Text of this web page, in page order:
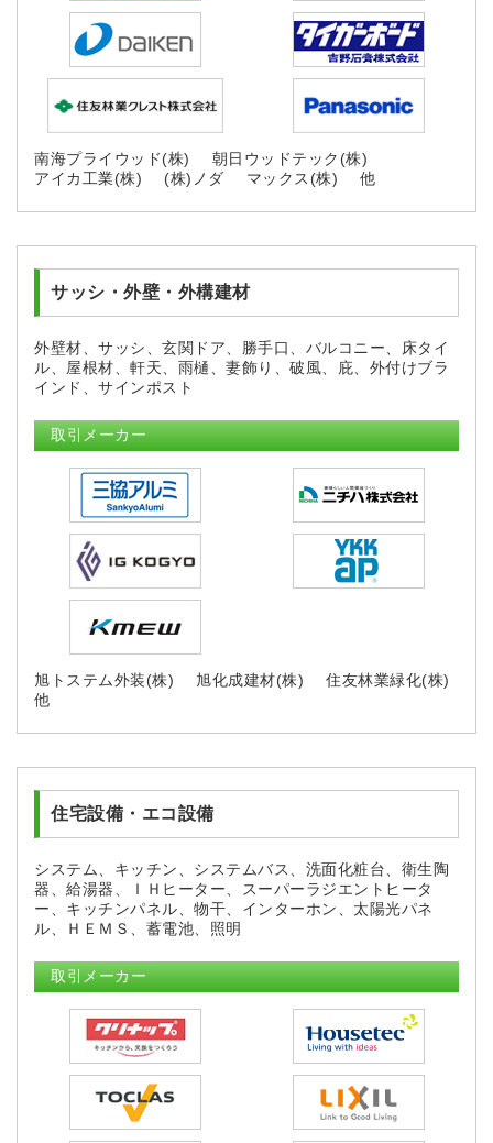
南海プライウッド(株)
朝日ウッドテック(株)
アイカ工業(株)
(株)ノダ マックス(株) 他
サッシ・外壁・外構建材
外壁材、サッシ、玄関ドア、勝手口、バルコニー、床タイ
ル、屋根材、軒天、雨樋、妻飾り、破風、庇、外付けブラ
インド、サインポスト
取引メーカー
旭トステム外装(株) 旭化成建材(株)
住友林業緑化(株)
他
住宅設備・エコ設備
システム、キッチン、システムバス、洗面化粧台、衛生陶
器、給湯器、ＩＨヒーター、スーパーラジエントヒータ
ー、キッチンパネル、物干、インターホン、太陽光パネ
ル、ＨＥＭＳ、蓄電池、照明
取引メーカー